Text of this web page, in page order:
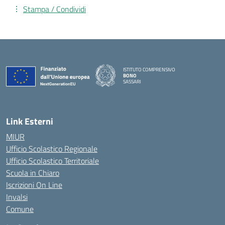
Stampa / Condividi
ISTITUTO COMPRENSIVO
BONO
SASSARI
Link Esterni
MIUR
Ufficio Scolastico Regionale
Ufficio Scolastico Territoriale
Scuola in Chiaro
Iscrizioni On Line
Invalsi
Comune